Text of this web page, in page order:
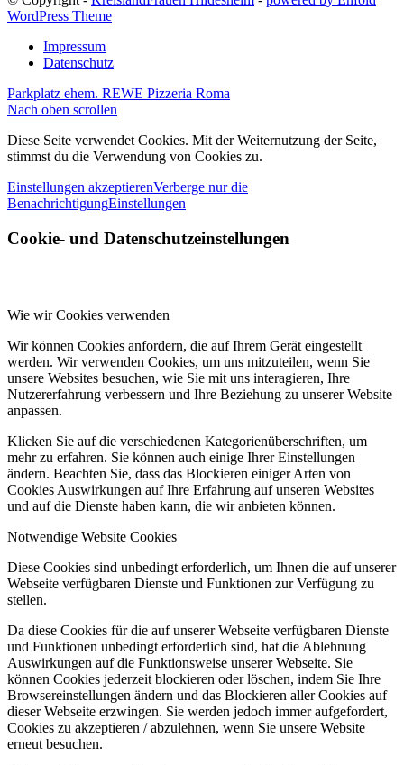
WordPress Theme
Impressum
Datenschutz
Parkplatz ehem. REWE Pizzeria Roma
Nach oben scrollen
Diese Seite verwendet Cookies. Mit der Weiternutzung der Seite,
stimmst du die Verwendung von Cookies zu.
Einstellungen akzeptierenVerberge nur die
BenachrichtigungEinstellungen
Cookie- und Datenschutzeinstellungen
Wie wir Cookies verwenden
Wir können Cookies anfordern, die auf Ihrem Gerät eingestellt
werden. Wir verwenden Cookies, um uns mitzuteilen, wenn Sie
unsere Websites besuchen, wie Sie mit uns interagieren, Ihre
Nutzererfahrung verbessern und Ihre Beziehung zu unserer Website
anpassen.
Klicken Sie auf die verschiedenen Kategorienüberschriften, um
mehr zu erfahren. Sie können auch einige Ihrer Einstellungen
ändern. Beachten Sie, dass das Blockieren einiger Arten von
Cookies Auswirkungen auf Ihre Erfahrung auf unseren Websites
und auf die Dienste haben kann, die wir anbieten können.
Notwendige Website Cookies
Diese Cookies sind unbedingt erforderlich, um Ihnen die auf unserer
Webseite verfügbaren Dienste und Funktionen zur Verfügung zu
stellen.
Da diese Cookies für die auf unserer Webseite verfügbaren Dienste
und Funktionen unbedingt erforderlich sind, hat die Ablehnung
Auswirkungen auf die Funktionsweise unserer Webseite. Sie
können Cookies jederzeit blockieren oder löschen, indem Sie Ihre
Browsereinstellungen ändern und das Blockieren aller Cookies auf
dieser Webseite erzwingen. Sie werden jedoch immer aufgefordert,
Cookies zu akzeptieren / abzulehnen, wenn Sie unsere Website
erneut besuchen.